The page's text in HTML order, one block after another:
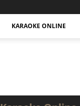
KARAOKE ONLINE